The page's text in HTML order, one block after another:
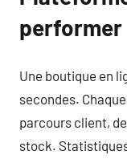
performer
Une boutique en
secondes.
parcours client,
stock.